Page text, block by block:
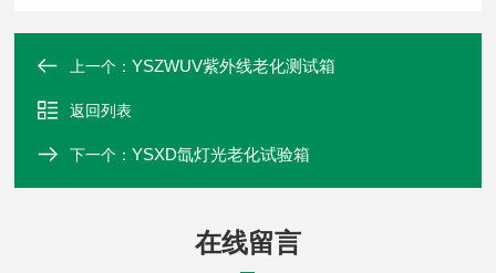
上一个：YSZWUV紫外线老化测试箱
返回列表
下一个：YSXD氙灯光老化试验箱
在线留言